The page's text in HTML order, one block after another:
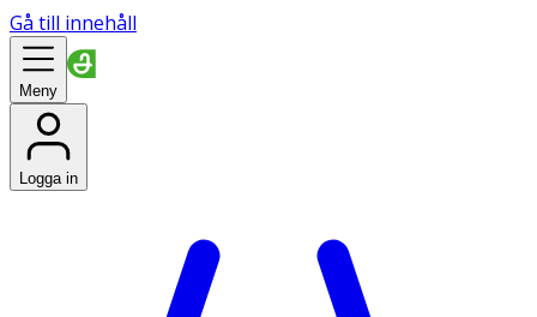
Gå till innehåll
Meny
Logga in